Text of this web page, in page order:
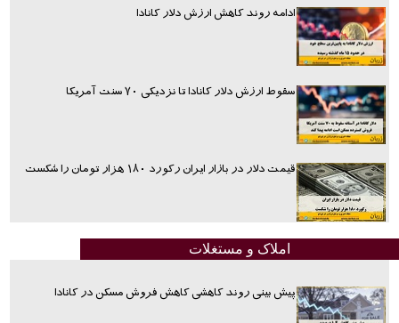
ادامه روند کاهش ارزش دلار کانادا
سقوط ارزش دلار کانادا تا نزدیکی ۷۰ سنت آمریکا
قیمت دلار در بازار ایران رکورد ۱۸۰ هزار تومان را شکست
املاک و مستغلات
پیش بینی روند کاهشی کاهش فروش مسکن در کانادا